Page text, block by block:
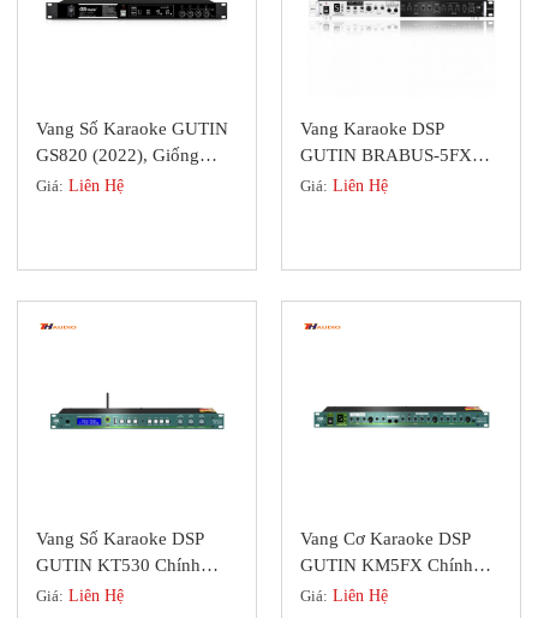
Vang Số Karaoke GUTIN
GS820 (2022), Giống
SISO Âm Thanh Mượt
Giá: Liên Hệ
Vang Karaoke DSP
GUTIN BRABUS-5FX
Analog Đẳng Cấp Top 1
Giá: Liên Hệ
Vang Số Karaoke DSP
GUTIN KT530 Chính
Hãng Cao Cấp
Giá: Liên Hệ
Vang Cơ Karaoke DSP
GUTIN KM5FX Chính
Hãng
Giá: Liên Hệ